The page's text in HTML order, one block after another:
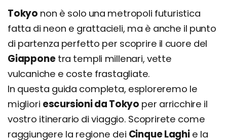
Tokyo non è solo una metropoli futuristica
fatta di neon e grattacieli, ma è anche il punto
di partenza perfetto per scoprire il cuore del
Giapponetra templi millenari, vette
vulcaniche e coste frastagliate.
In questa guida completa, esploreremo le
migliori escursioni da Tokyo per arricchire il
vostro itinerario di viaggio. Scoprirete come
raggiungere la regione dei Cinque Laghie la